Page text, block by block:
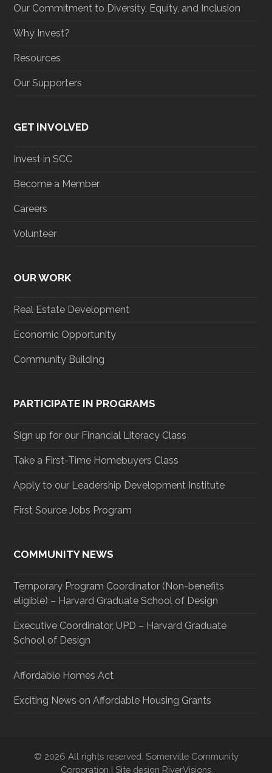
Our Commitment to Diversity, Equity, and Inclusion
Why Invest?
Resources
Our Supporters
GET INVOLVED
Invest in SCC
Become a Member
Careers
Volunteer
OUR WORK
Real Estate Development
Economic Opportunity
Community Building
PARTICIPATE IN PROGRAMS
Sign up for our Financial Literacy Class
Take a First-Time Homebuyers Class
Apply to our Leadership Development Institute
First Source Jobs Program
COMMUNITY NEWS
Temporary Program Coordinator (Non-benefits
eligible) – Harvard Graduate School of Design
Executive Coordinator, UPD – Harvard Graduate
School of Design
Affordable Homes Act
Exciting News on Affordable Housing Grants
© 2026 All rights reserved. Somerville Community
Corporation | Site design RiverVisions